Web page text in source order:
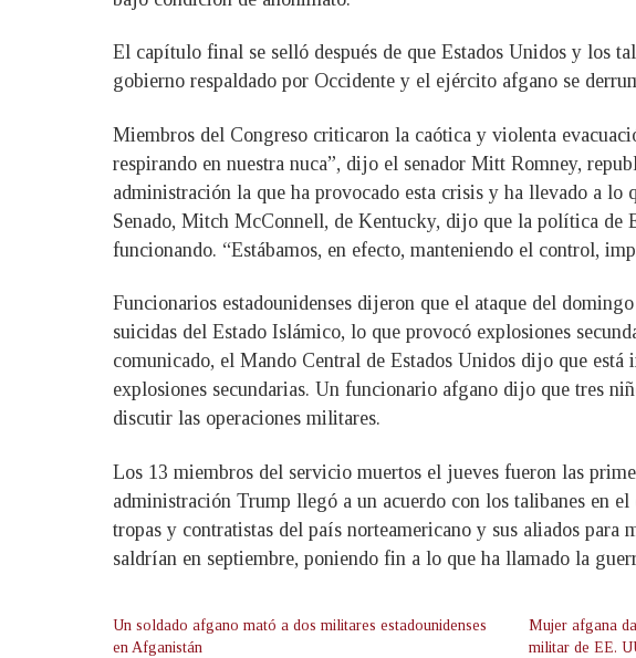
El capítulo final se selló después de que Estados Unidos y los
gobierno respaldado por Occidente y el ejército afgano se
Miembros del Congreso criticaron la caótica y violenta
respirando en nuestra nuca”, dijo el senador Mitt Romney,
administración la que ha provocado esta crisis y ha llevado a
Senado, Mitch McConnell, de Kentucky, dijo que la política de
funcionando. “Estábamos, en efecto, manteniendo el control,
Funcionarios estadounidenses dijeron que el ataque del
suicidas del Estado Islámico, lo que provocó explosiones
comunicado, el Mando Central de Estados Unidos dijo que
explosiones secundarias. Un funcionario afgano dijo que tres
discutir las operaciones militares.
Los 13 miembros del servicio muertos el jueves fueron las
administración Trump llegó a un acuerdo con los talibanes en
tropas y contratistas del país norteamericano y sus aliados para
saldrían en septiembre, poniendo fin a lo que ha llamado la
Un soldado afgano mató a dos militares estadounidenses
en Afganistán
Mujer afgana
militar de EE.